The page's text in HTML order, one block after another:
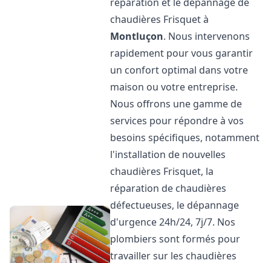
chaudières Frisquet à
Montluçon. Nous intervenons
rapidement pour vous garantir
un confort optimal dans votre
maison ou votre entreprise.
Nous offrons une gamme de
services pour répondre à vos
besoins spécifiques, notamment
l'installation de nouvelles
chaudières Frisquet, la
réparation de chaudières
défectueuses, le dépannage
d'urgence 24h/24, 7j/7. Nos
plombiers sont formés pour
travailler sur les chaudières